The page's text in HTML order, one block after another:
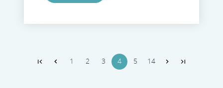
1 2 3 4 5 14